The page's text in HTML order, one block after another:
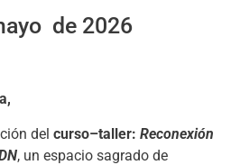
de 2026
del curso–taller: Reconexión
, un espacio sagrado de